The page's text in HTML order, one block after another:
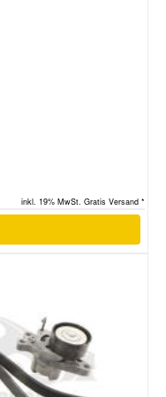
inkl. 19% MwSt. Gratis Versand *